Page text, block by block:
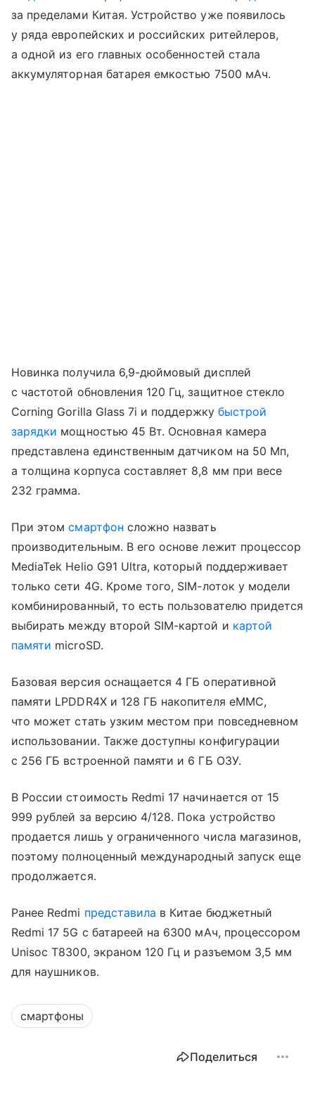
за пределами Китая. Устройство уже появилось
у ряда европейских и российских ритейлеров,
а одной из его главных особенностей стала
аккумуляторная батарея емкостью 7500 мАч.
Новинка получила 6,9-дюймовый дисплей
с частотой обновления 120 Гц, защитное стекло
Corning Gorilla Glass 7i и поддержку быстрой
зарядки мощностью 45 Вт. Основная камера
представлена единственным датчиком на 50 Мп,
а толщина корпуса составляет 8,8 мм при весе
232 грамма.
При этомсмартфон сложно назвать
производительным. В его основе лежит процессор
MediaTek Helio G91 Ultra, который поддерживает
только сети 4G. Кроме того, SIM-лоток у модели
комбинированный, то есть пользователю придется
выбирать между второй SIM-картой и картой
памяти microSD.
Базовая версия оснащается 4 ГБ оперативной
памяти LPDDR4X и 128 ГБ накопителя eMMC,
что может стать узким местом при повседневном
использовании. Также доступны конфигурации
с 256 ГБ встроенной памяти и 6 ГБ ОЗУ.
В России стоимость Redmi 17 начинается от 15
999 рублей за версию 4/128. Пока устройство
продается лишь у ограниченного числа магазинов,
поэтому полноценный международный запуск еще
продолжается.
Ранее Redmi представила в Китае бюджетный
Redmi 17 5G с батареей на 6300 мАч, процессором
Unisoc T8300, экраном 120 Гц и разъемом 3,5 мм
для наушников.
смартфоны
Поделиться